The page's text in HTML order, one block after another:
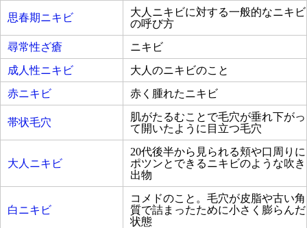
思春期ニキビ
大人ニキビに対する一般的なニキビ
の呼び方
尋常性ざ瘡
ニキビ
成人性ニキビ
大人のニキビのこと
赤ニキビ
赤く腫れたニキビ
帯状毛穴
肌がたるむことで毛穴が垂れ下がっ
て開いたように目立つ毛穴
大人ニキビ
20代後半から見られる頬や口周りに
ポツンとできるニキビのような吹き
出物
白ニキビ
コメドのこと。毛穴が皮脂や古い角
質で詰まったために小さく膨らんだ
状態